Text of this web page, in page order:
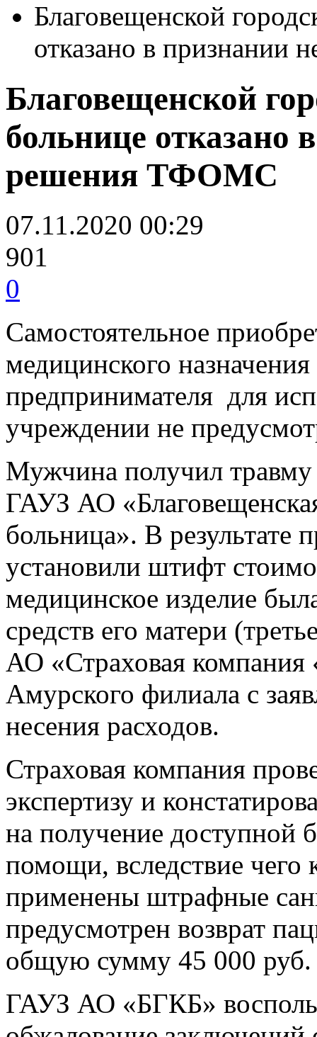
Благовещенской
отказано в
Благовещенской
больнице отказано
решения ТФОМС
07.11.2020 00:29
901
0
Самостоятельное
медицинского
предпринимателя для
учреждении не
Мужчина получил
ГАУЗ АО
больница». В результате
установили штифт
медицинское изделие
средств его матери
АО «Страховая
Амурского филиала с
несения расходов.
Страховая компания
экспертизу и
на получение доступной
помощи, вследствие чего
применены штрафные
предусмотрен возврат
общую сумму 45 000 руб.
ГАУЗ АО «БГКБ»